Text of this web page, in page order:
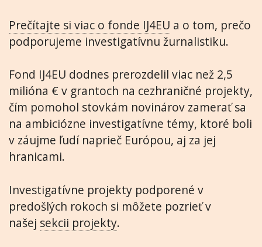
Prečítajte si viac o fonde IJ4EU a o tom, prečo
podporujeme investigatívnu žurnalistiku.
Fond IJ4EU dodnes prerozdelil viac než 2,5
milióna € v grantoch na cezhraničné projekty,
čím pomohol stovkám novinárov zamerať sa
na ambiciózne investigatívne témy, ktoré boli
v záujme ľudí naprieč Európou, aj za jej
hranicami.
Investigatívne projekty podporené v
predošlých rokoch si môžete pozrieť v
našej sekcii projekty.